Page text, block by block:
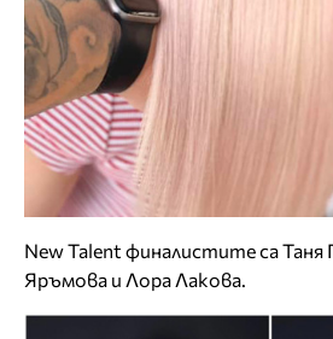
New Talent финалистите са
Яръмова и Лора Лакова.